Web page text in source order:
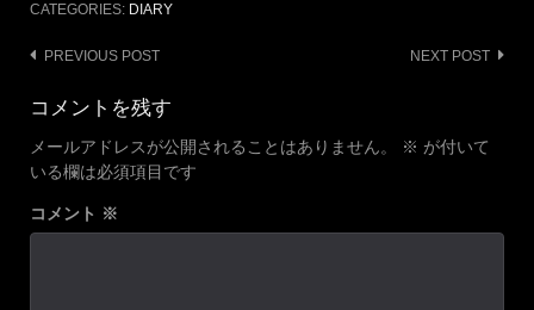
CATEGORIES: DIARY
Post
navigation
PREVIOUS POST NEXT POST
コメントを残す
メールアドレスが公開されることはありません。 ※ が付いて
いる欄は必須項目です
コメント ※